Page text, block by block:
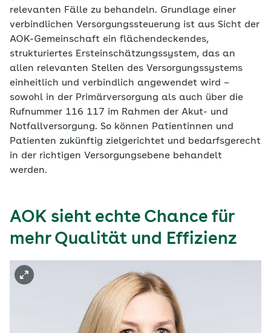
relevanten Fälle zu behandeln. Grundlage einer
verbindlichen Versorgungssteuerung ist aus Sicht der
AOK-Gemeinschaft ein flächendeckendes,
strukturiertes Ersteinschätzungssystem, das an
allen relevanten Stellen des Versorgungssystems
einheitlich und verbindlich angewendet wird –
sowohl in der Primärversorgung als auch über die
Rufnummer 116 117 im Rahmen der Akut- und
Notfallversorgung. So können Patientinnen und
Patienten zukünftig zielgerichtet und bedarfsgerecht
in der richtigen Versorgungsebene behandelt
werden.
AOK sieht echte Chance für
mehr Qualität und Effizienz